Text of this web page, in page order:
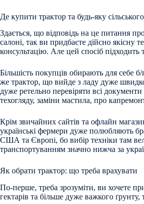
Де купити трактор та будь-яку
Здається, що відповідь на це питання
салоні, так ви придбаєте дійсно якісну
консультацію. Але цей спосіб
Більшість покупців обирають для себе
же трактор, що вийде з ладу дуже
дуже ретельно перевіряти всі
техогляду, заміни мастила, про
Крім звичайних сайтів та офлайн
українські фермери дуже полюбляють
США та Європі, бо вибір техніки там
транспортуванням значно нижча за
Як обрати трактор: що треба врахувати
По-перше, треба зрозуміти, ви хочете
гектарів та більше дуже важкого